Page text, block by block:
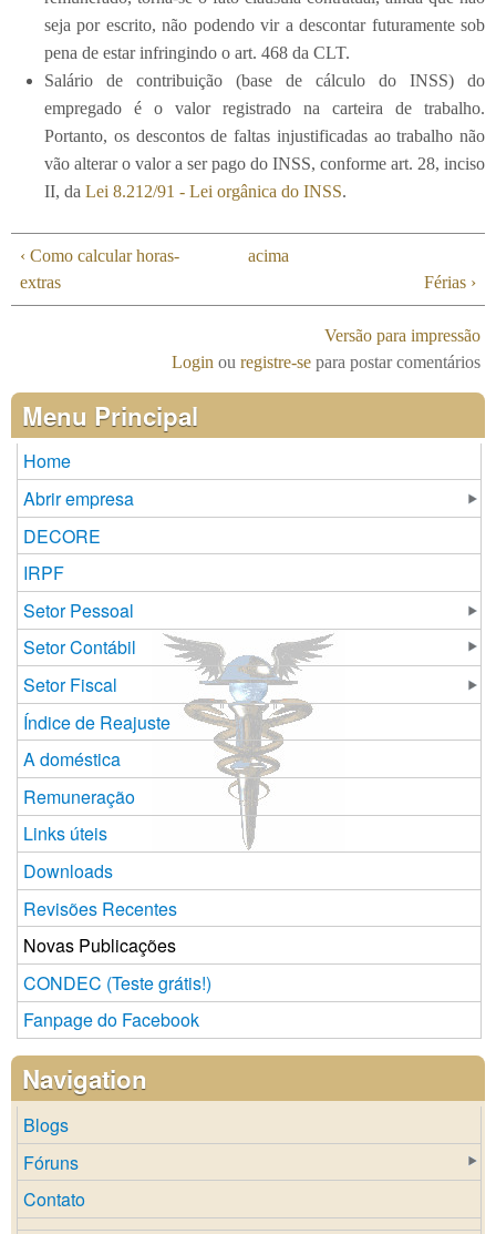
seja por escrito, não podendo vir a descontar futuramente sob
pena de estar infringindo o art. 468 da CLT.
Salário de contribuição (base de cálculo do INSS) do
empregado é o valor registrado na carteira de trabalho.
Portanto, os descontos de faltas injustificadas ao trabalho não
vão alterar o valor a ser pago do INSS, conforme art. 28, inciso
II, da Lei 8.212/91 - Lei orgânica do INSS.
‹ Como calcular horas-
extras
acima
Férias ›
Versão para impressão
Login ou registre-se para postar comentários
Menu Principal
Home
Abrir empresa
DECORE
IRPF
Setor Pessoal
Setor Contábil
Setor Fiscal
Índice de Reajuste
A doméstica
Remuneração
Links úteis
Downloads
Revisões Recentes
Novas Publicações
CONDEC (Teste grátis!)
Fanpage do Facebook
Navigation
Blogs
Fóruns
Contato